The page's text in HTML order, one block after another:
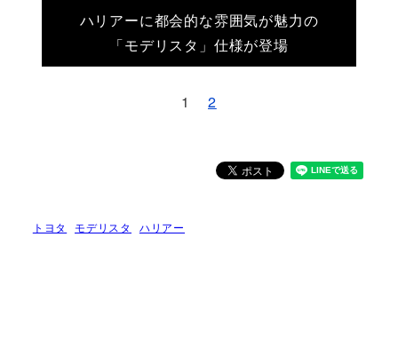
ハリアーに都会的な雰囲気が魅力の
「モデリスタ」仕様が登場
1 2
トヨタ モデリスタ ハリアー